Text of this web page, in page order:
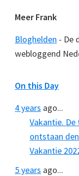
Meer Frank
Bloghelden - De
webloggend
On this Day
4 years ago...
Vakantie. De
ontstaan
Vakantie
5 years ago...